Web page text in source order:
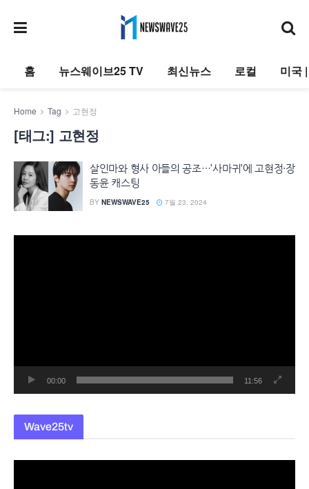
홈 뉴스웨이브25 TV 최신뉴스 로컬 미국
Home Tag 고현정
[태그:] 고현정
살인마와 형사 아들의 공조…’사마귀’에 고현정·장
동윤 캐스팅
BY NEWSWAVE25 7월 23, 2024
00:00 11:56
Wave25tv